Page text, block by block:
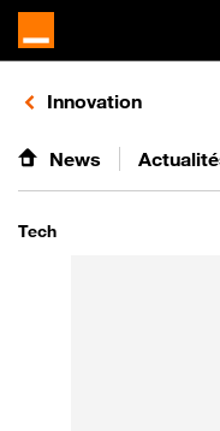
Retours vers le
Innovation
News
Tech